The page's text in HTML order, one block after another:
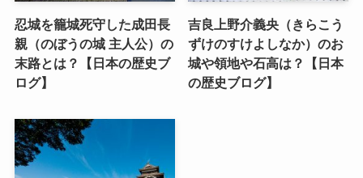
忍城を籠城死守した成田長
親（のぼうの城 主人公）の
末路とは？【日本の歴史ブ
ログ】
吉良上野介義央（きらこう
ずけのすけよしなか）のお
城や領地や石高は？【日本
の歴史ブログ】